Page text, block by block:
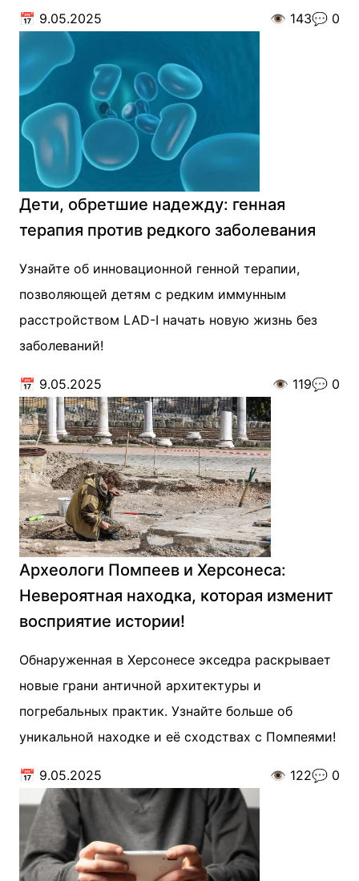
📅 9.05.2025 👁️ 143💬 0
Дети, обретшие надежду: генная
терапия против редкого заболевания
Узнайте об инновационной генной терапии,
позволяющей детям с редким иммунным
расстройством LAD-I начать новую жизнь без
заболеваний!
📅 9.05.2025 👁️ 119💬 0
Археологи Помпеев и Херсонеса:
Невероятная находка, которая изменит
восприятие истории!
Обнаруженная в Херсонесе экседра раскрывает
новые грани античной архитектуры и
погребальных практик. Узнайте больше об
уникальной находке и её сходствах с Помпеями!
📅 9.05.2025 👁️ 122💬 0